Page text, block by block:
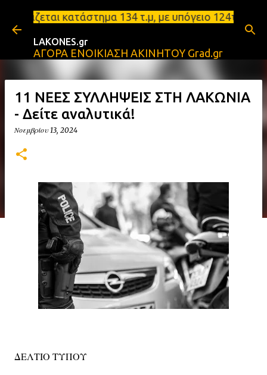
Μετάβαση στο κύριο περιεχόμενο
κατάστημα 134 τ.μ, με υπόγειο 124τ.μ
LAKONES.gr
ΑΓΟΡΑ ΕΝΟΙΚΙΑΣΗ ΑΚΙΝΗΤΟΥ Grad.gr
11 ΝΕΕΣ ΣΥΛΛΗΨΕΙΣ ΣΤΗ ΛΑΚΩΝΙΑ
- Δείτε αναλυτικά!
Νοεμβρίου 13, 2024
ΔΕΛΤΙΟ ΤΥΠΟΥ